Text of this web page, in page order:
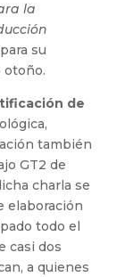
la
su
otoño.
de
también
GT2 de
charla se
elaboración
todo el
casi dos
a quienes